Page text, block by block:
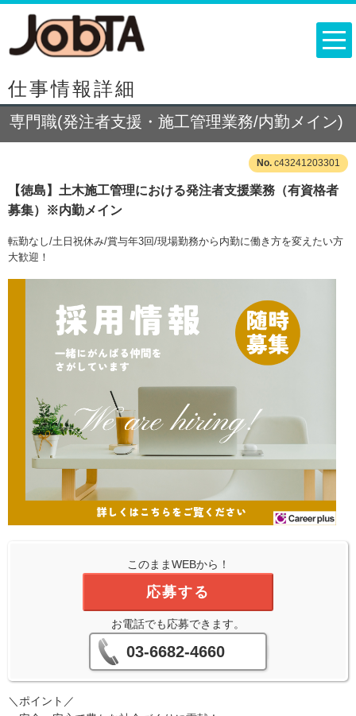
仕事情報詳細
専門職(発注者支援・施工管理業務/内勤メイン)
c43241203301
【徳島】土木施工管理における発注者支援業務（有資格者
募集）※内勤メイン
転勤なし/土日祝休み/賞与年3回/現場勤務から内勤に働き方を変えたい方
大歓迎！
このままWEBから！
応募する
お電話でも応募できます。
03-6682-4660
＼ポイント／